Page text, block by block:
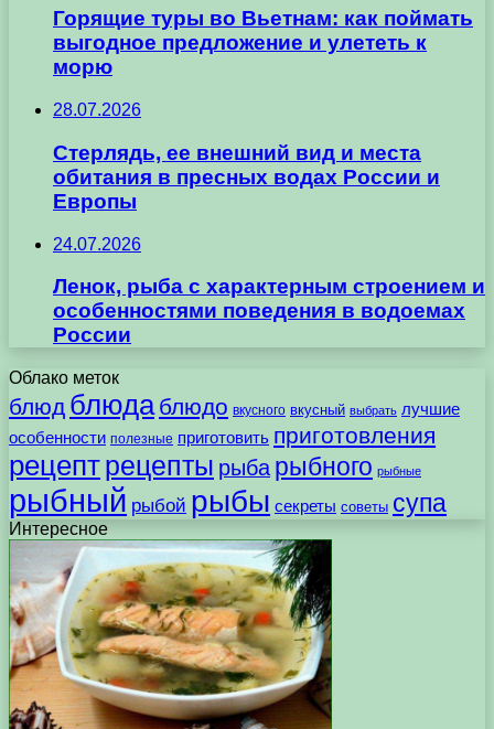
Горящие туры во Вьетнам: как поймать
выгодное предложение и улететь к
морю
28.07.2026
Стерлядь, ее внешний вид и места
обитания в пресных водах России и
Европы
24.07.2026
Ленок, рыба с характерным строением и
особенностями поведения в водоемах
России
Облако меток
блюд блюда блюдо вкусного вкусный выбрать лучшие
особенности полезные приготовить приготовления
рецептрецепты рыба рыбного рыбные
рыбный рыбой рыбы секреты советы супа
Интересное